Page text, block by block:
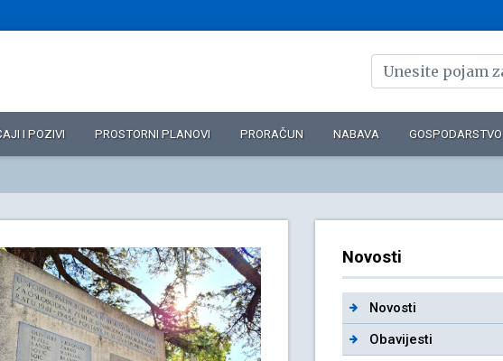
I POZIVI PROSTORNI PLANOVI PRORAČUN NABAVA GOSPODARSTVO
Novosti
Novosti
Obavijesti